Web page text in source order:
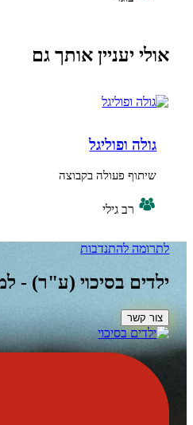
אותך גם
פעולה בקבוצה
להתנדבות
בסיכוי (ע"ר) - למען ילדי